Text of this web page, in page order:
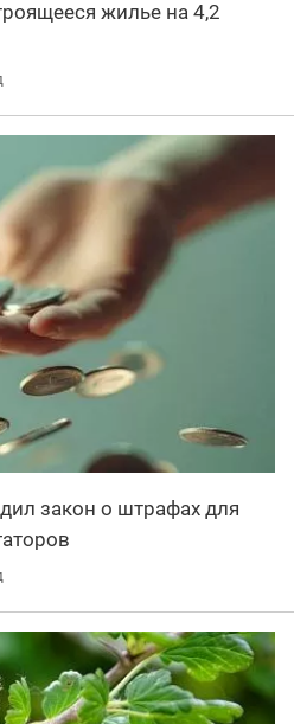
жилье на 4,2
закон о штрафах для